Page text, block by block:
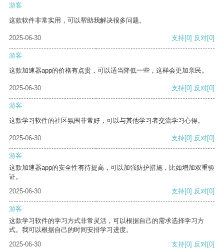
游客
这款软件非常实用，可以帮助我解决很多问题。
2025-06-30 支持[0] 反对[0]
游客
这款加速器app的价格有点贵，可以适当降低一些，这样会更加亲民。
2025-06-30 支持[0] 反对[0]
游客
这款学习软件的社区氛围非常好，可以与其他学习者交流学习心得。
2025-06-30 支持[0] 反对[0]
游客
这款加速器app的安全性有待提高，可以加强防护措施，比如增加双重验
证。
2025-06-30
支持[0] 反对[0]
游客
这款学习软件的学习方式非常灵活，可以根据自己的需求选择学习方
式。我可以根据自己的时间安排学习进度。
2025-06-30
支持[0] 反对[0]